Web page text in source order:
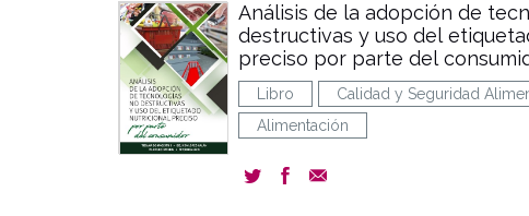
Análisis de la adopción de
destructivas y uso del
preciso por parte del
Libro Calidad y Seguridad
Alimentación